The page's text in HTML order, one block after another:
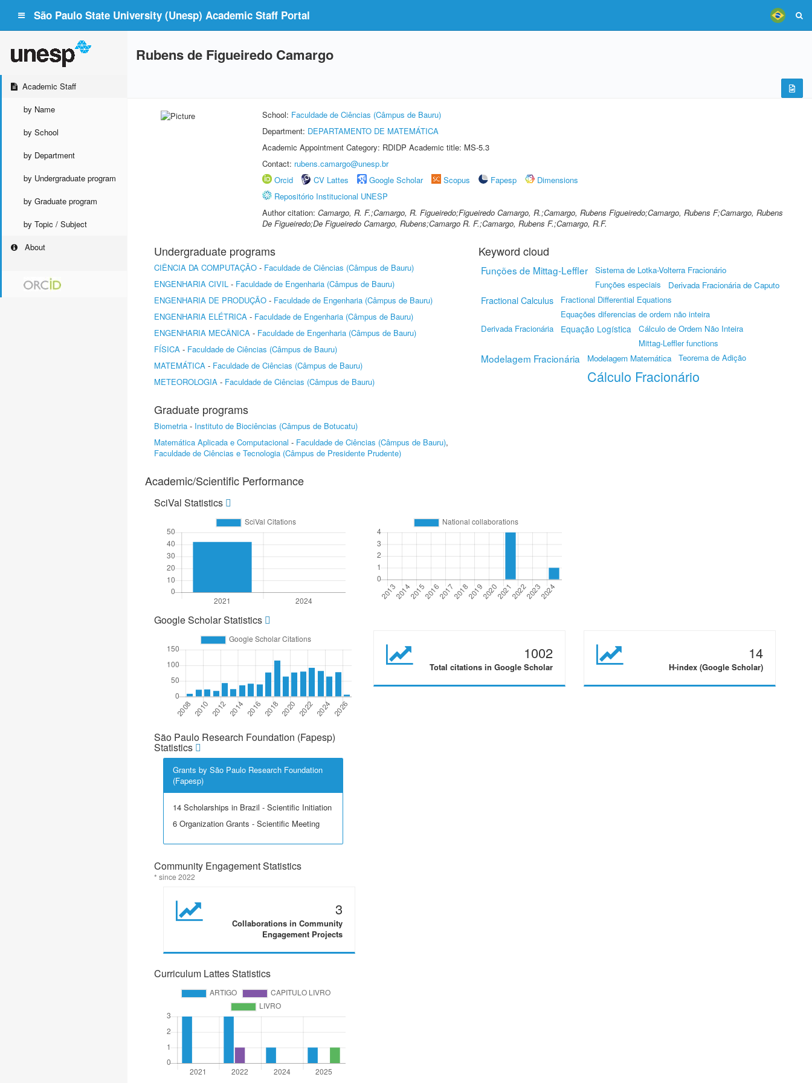
São Paulo State University (Unesp) Academic Staff Portal
Academic Staff
by Name
by School
by Department
by Undergraduate program
by Graduate program
by Topic / Subject
About
Rubens de Figueiredo Camargo
School: Faculdade de Ciências (Câmpus de Bauru)
Department: DEPARTAMENTO DE MATEMÁTICA
Academic Appointment Category: RDIDP Academic title: MS-5.3
Contact: rubens.camargo@unesp.br
Orcid
CV Lattes Google Scholar Scopus Fapesp
Dimensions
Repositório Institucional UNESP
Author citation: Camargo, R. F.;Camargo, R. Figueiredo;Figueiredo Camargo, R.;Camargo, Rubens Figueiredo;Camargo, Rubens F;Camargo, Rubens
De Figueiredo;De Figueiredo Camargo, Rubens;Camargo R. F.;Camargo, Rubens F.;Camargo, R.F.
Undergraduate programs
CIÊNCIA DA COMPUTAÇÃO - Faculdade de Ciências (Câmpus de Bauru)
ENGENHARIA CIVIL - Faculdade de Engenharia (Câmpus de Bauru)
ENGENHARIA DE PRODUÇÃO - Faculdade de Engenharia (Câmpus de Bauru)
ENGENHARIA ELÉTRICA - Faculdade de Engenharia (Câmpus de Bauru)
ENGENHARIA MECÂNICA - Faculdade de Engenharia (Câmpus de Bauru)
FÍSICA - Faculdade de Ciências (Câmpus de Bauru)
MATEMÁTICA - Faculdade de Ciências (Câmpus de Bauru)
METEOROLOGIA - Faculdade de Ciências (Câmpus de Bauru)
Graduate programs
Biometria - Instituto de Biociências (Câmpus de Botucatu)
Matemática Aplicada e Computacional - Faculdade de Ciências (Câmpus de Bauru),
Faculdade de Ciências e Tecnologia (Câmpus de Presidente Prudente)
Keyword cloud
Funções de Mittag-Leffler
Sistema de Lotka-Volterra Fracionário
Funções especiais
Derivada Fracionária de Caputo
Fractional Calculus
Fractional Differential Equations
Equações diferencias de ordem não inteira
Derivada Fracionária
Equação Logística
Cálculo de Ordem Não Inteira
Mittag-Leffler functions
Modelagem Fracionária Modelagem Matemática Teorema de Adição
Cálculo Fracionário
Academic/Scientific Performance
SciVal Statistics
Google Scholar Statistics
1002
Total citations in Google Scholar
14
H-index (Google Scholar)
São Paulo Research Foundation (Fapesp)
Statistics
Grants by São Paulo Research Foundation
(Fapesp)
14 Scholarships in Brazil - Scientific Initiation
6 Organization Grants - Scientific Meeting
Community Engagement Statistics
* since 2022
3
Collaborations in Community
Engagement Projects
Curriculum Lattes Statistics